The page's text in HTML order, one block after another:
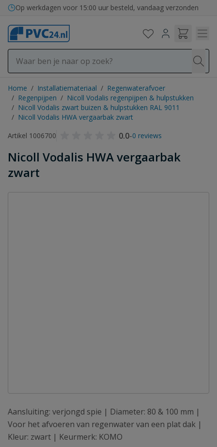
Ga naar de inhoud
Op werkdagen voor 15:00 uur besteld, vandaag verzonden
Home / Installatiemateriaal / Regenwaterafvoer
/ Regenpijpen / Nicoll Vodalis regenpijpen & hulpstukken
/ Nicoll Vodalis zwart buizen & hulpstukken RAL 9011
/ Nicoll Vodalis HWA vergaarbak zwart
Artikel 1006700
0.0-0 reviews
Nicoll Vodalis HWA vergaarbak
zwart
Aansluiting: verjongd spie | Diameter: 80 & 100 mm |
Voor het afvoeren van regenwater van een plat dak |
Kleur: zwart | Keurmerk: KOMO